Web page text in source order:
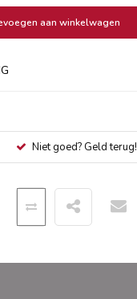
aan winkelwagen
Niet goed? Geld terug!